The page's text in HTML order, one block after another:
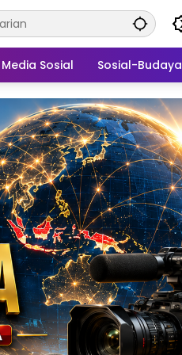
Media Sosial Sosial-Budaya